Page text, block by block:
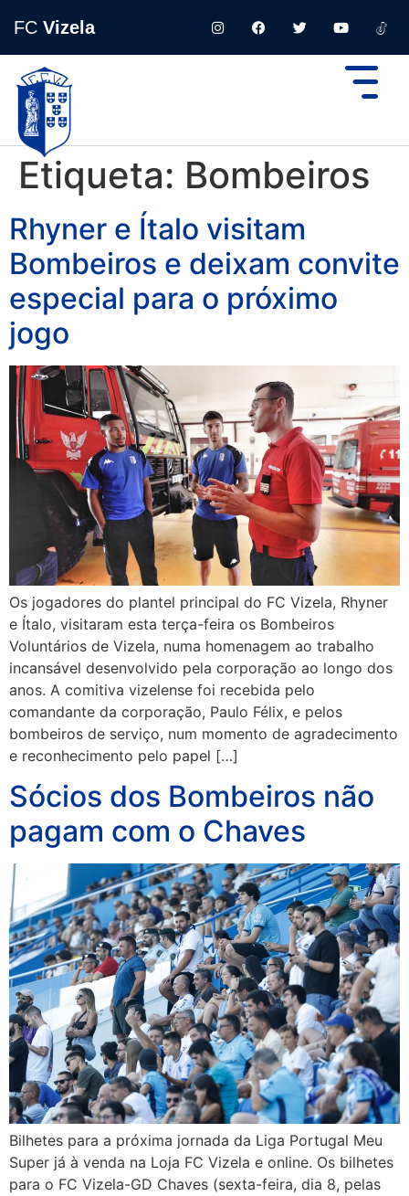
FC Vizela
Etiqueta: Bombeiros
Rhyner e Ítalo visitam
Bombeiros e deixam convite
especial para o próximo
jogo
Os jogadores do plantel principal do FC Vizela, Rhyner
e Ítalo, visitaram esta terça-feira os Bombeiros
Voluntários de Vizela, numa homenagem ao trabalho
incansável desenvolvido pela corporação ao longo dos
anos. A comitiva vizelense foi recebida pelo
comandante da corporação, Paulo Félix, e pelos
bombeiros de serviço, num momento de agradecimento
e reconhecimento pelo papel […]
Sócios dos Bombeiros não
pagam com o Chaves
Bilhetes para a próxima jornada da Liga Portugal Meu
Super já à venda na Loja FC Vizela e online. Os bilhetes
para o FC Vizela-GD Chaves (sexta-feira, dia 8, pelas